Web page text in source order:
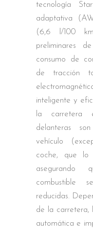
tecnología
adaptativa
(6,6 l/100
preliminares
consumo de
de tracción
inteligente y
la carretera
delanteras
vehículo
coche, que
combustible
reducidas.
de la carretera,
automática e